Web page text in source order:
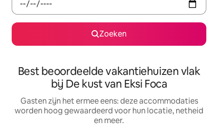
Zoeken
Best beoordeelde vakantiehuizen vlak
bij De kust van Eksi Foca
Gasten zijn het ermee eens: deze accommodaties
worden hoog gewaardeerd voor hun locatie, netheid
en meer.